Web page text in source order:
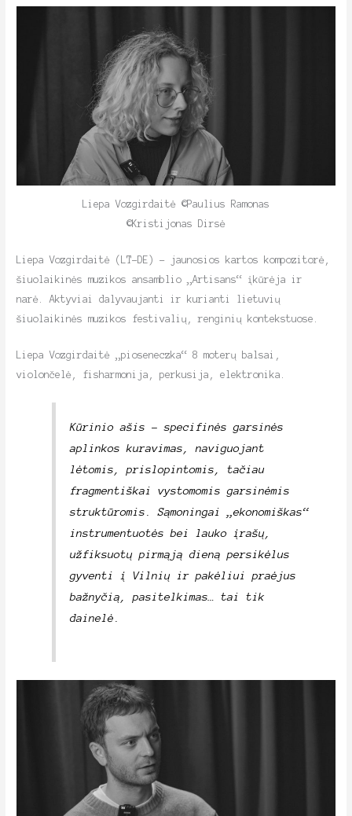
Liepa Vozgirdaitė ©Paulius Ramonas
©Kristijonas Dirsė
Liepa Vozgirdaitė (LT-DE) – jaunosios kartos kompozitorė,
šiuolaikinės muzikos ansamblio „Artisans“ įkūrėja ir
narė. Aktyviai dalyvaujanti ir kurianti lietuvių
šiuolaikinės muzikos festivalių, renginių kontekstuose.
Liepa Vozgirdaitė „pioseneczka“ 8 moterų balsai,
violončelė, fisharmonija, perkusija, elektronika.
Kūrinio ašis – specifinės garsinės
aplinkos kuravimas, naviguojant
lėtomis, prislopintomis, tačiau
fragmentiškai vystomomis garsinėmis
struktūromis. Sąmoningai „ekonomiškas“
instrumentuotės bei lauko įrašų,
užfiksuotų pirmąją dieną persikėlus
gyventi į Vilnių ir pakėliui praėjus
bažnyčią, pasitelkimas… tai tik
dainelė.